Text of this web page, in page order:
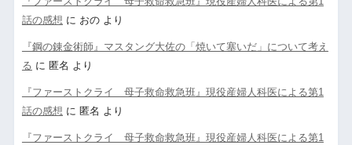
話の感想 に おのより
『鋼の錬金術師』マスタング大佐の「焼いて塞いだ」について考え
る に 匿名 より
『ファーストクライ 母子救命救急班』現役産婦人科医による第1
話の感想 に 匿名 より
『ファーストクライ 母子救命救急班』現役産婦人科医による第1